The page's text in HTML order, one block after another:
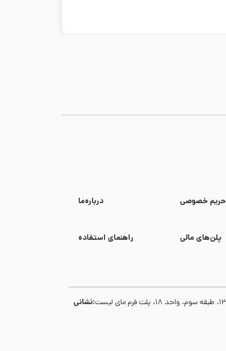
درباره‌ما حریم خصوصی
راهنمای استفاده پلن‌های مالی
نشانی: